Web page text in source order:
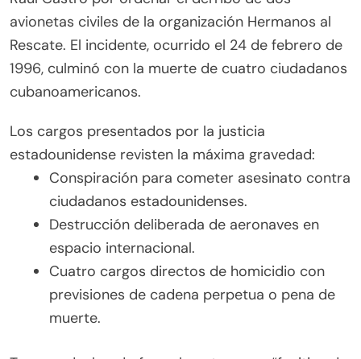
avionetas civiles de la organización Hermanos al
Rescate. El incidente, ocurrido el 24 de febrero de
1996, culminó con la muerte de cuatro ciudadanos
cubanoamericanos.
Los cargos presentados por la justicia
estadounidense revisten la máxima gravedad:
Conspiración para cometer asesinato contra
ciudadanos estadounidenses.
Destrucción deliberada de aeronaves en
espacio internacional.
Cuatro cargos directos de homicidio con
previsiones de cadena perpetua o pena de
muerte.